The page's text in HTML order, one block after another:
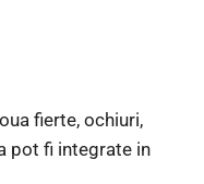
fierte, ochiuri,
pot fi integrate in